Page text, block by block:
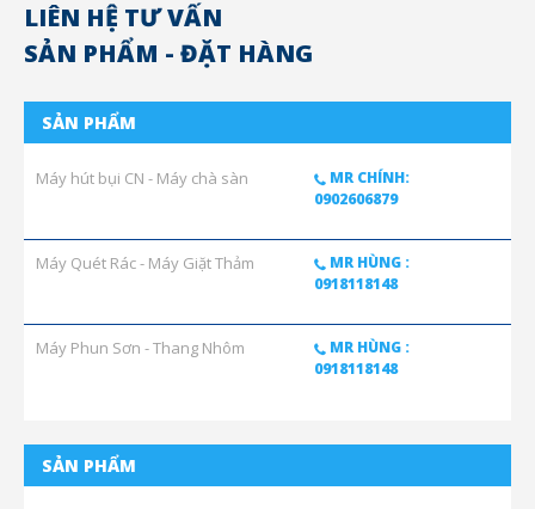
LIÊN HỆ TƯ VẤN
SẢN PHẨM - ĐẶT HÀNG
SẢN PHẨM
Máy hút bụi CN - Máy chà sàn
MR CHÍNH:
0902606879
Máy Quét Rác - Máy Giặt Thảm
MR HÙNG :
0918118148
Máy Phun Sơn - Thang Nhôm
MR HÙNG :
0918118148
SẢN PHẨM